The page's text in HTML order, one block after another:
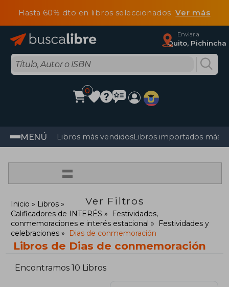
Hasta 60% dto en libros seleccionadosVer más
Enviar a
Quito, Pichincha
0
MENÚ Libros más vendidosLibros importados más
=
Ver Filtros
Inicio
Libros
Calificadores de INTERÉS
Festividades,
conmemoraciones e interés estacional
Festividades y
celebraciones
Dias de conmemoración
Libros de Dias de conmemoración
Encontramos 10 Libros